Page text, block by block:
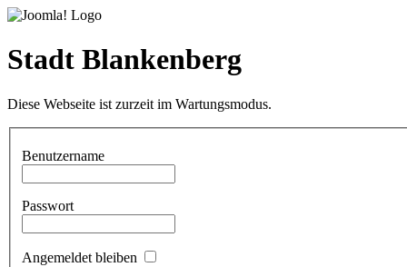
Stadt Blankenberg
Diese Webseite ist zurzeit im Wartungsmodus.
Benutzername
Passwort
Angemeldet bleiben